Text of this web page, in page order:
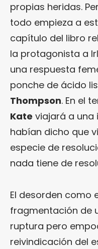
propias heridas.
todo empieza a
capítulo del libro
la protagonista a
una respuesta
ponche de ácido
Thompson. En el
Kate viajará a una
habían dicho que
especie de
nada tiene de
El desorden como
fragmentación de
ruptura pero
reivindicación del